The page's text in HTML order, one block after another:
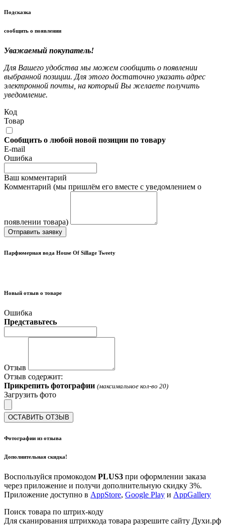
Подсказка
сообщить о появлении
Уважаемый покупатель!
Для Вашего удобства мы можем сообщить о появлении
выбранной позиции. Для этого достаточно указать адрес
электронной почты, на который Вы желаете получить
уведомление.
Код
Товар
Сообщить о любой новой позиции по товару
E-mail
Ошибка
Ваш комментарий
Комментарий (мы пришлём его вместе с уведомлением о
появлении товара)
Отправить заявку
Парфюмерная вода House Of Sillage Tweety
Новый отзыв о товаре
Ошибка
Представьтесь
Отзыв
Отзыв содержит:
Прикрепить фотографии (максимальное кол-во 20)
Загрузить фото
ОСТАВИТЬ ОТЗЫВ
Фотографии из отзыва
Дополнительная скидка!
Воспользуйся промокодом PLUS3 при оформлении заказа
через приложение и получи дополнительную скидку 3%.
Приложение доступно в AppStore, Google Play и AppGallery
Поиск товара по штрих-коду
Для сканирования штрихкода товара разрешите сайту Духи.рф